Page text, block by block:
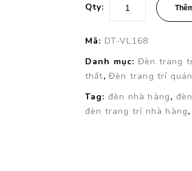
Qty:
Mã: DT-VL168
Danh mục: Đèn trang
thất,Đèn trang trí
Tag: đèn nhà hàng,
đèn trang trí nhà hàng,